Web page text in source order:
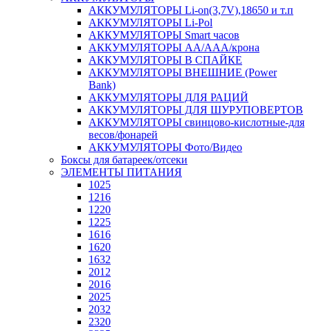
АККУМУЛЯТОРЫ Li-on(3,7V),18650 и т.п
АККУМУЛЯТОРЫ Li-Pol
АККУМУЛЯТОРЫ Smart часов
АККУМУЛЯТОРЫ АА/ААА/крона
АККУМУЛЯТОРЫ В СПАЙКЕ
АККУМУЛЯТОРЫ ВНЕШНИЕ (Power
Bank)
АККУМУЛЯТОРЫ ДЛЯ РАЦИЙ
АККУМУЛЯТОРЫ ДЛЯ ШУРУПОВЕРТОВ
АККУМУЛЯТОРЫ свинцово-кислотные-для
весов/фонарей
АККУМУЛЯТОРЫ Фото/Видео
Боксы для батареек/отсеки
ЭЛЕМЕНТЫ ПИТАНИЯ
1025
1216
1220
1225
1616
1620
1632
2012
2016
2025
2032
2320